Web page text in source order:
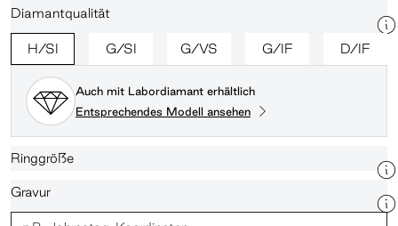
Diamantqualität
H/SI G/SI G/VS G/IF D/IF
Auch mit Labordiamant erhältlich
Entsprechendes Modell ansehen
Ringgröße
Gravur